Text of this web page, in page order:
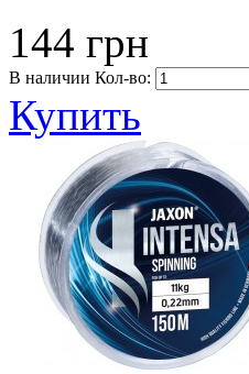
144 грн
В наличии Кол-во:
Купить